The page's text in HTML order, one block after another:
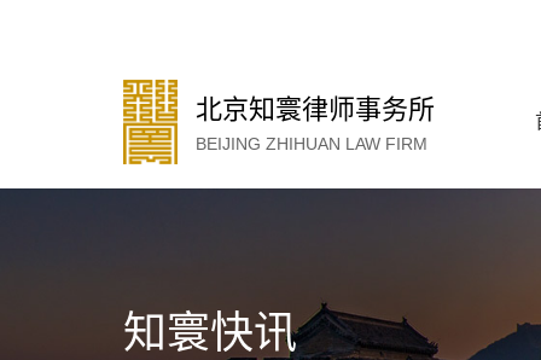
北京知寰律师事务所
BEIJING ZHIHUAN LAW FIRM
知寰快讯